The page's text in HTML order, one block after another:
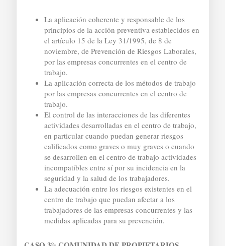
La aplicación coherente y responsable de los
principios de la acción preventiva establecidos en
el artículo 15 de la Ley 31/1995, de 8 de
noviembre, de Prevención de Riesgos Laborales,
por las empresas concurrentes en el centro de
trabajo.
La aplicación correcta de los métodos de trabajo
por las empresas concurrentes en el centro de
trabajo.
El control de las interacciones de las diferentes
actividades desarrolladas en el centro de trabajo,
en particular cuando puedan generar riesgos
calificados como graves o muy graves o cuando
se desarrollen en el centro de trabajo actividades
incompatibles entre sí por su incidencia en la
seguridad y la salud de los trabajadores.
La adecuación entre los riesgos existentes en el
centro de trabajo que puedan afectar a los
trabajadores de las empresas concurrentes y las
medidas aplicadas para su prevención.